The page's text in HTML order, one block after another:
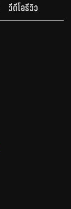
วีดีโอรีวิว